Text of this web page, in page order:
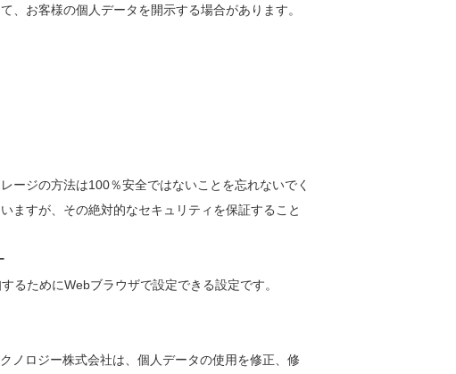
、お客様の個人データを開示する場合があります。
ージの方法は100％安全ではないことを忘れないでく
ますが、その絶対的なセキュリティを保証すること
るためにWebブラウザで設定できる設定です。
ノロジー株式会社は、個人データの使用を修正、修